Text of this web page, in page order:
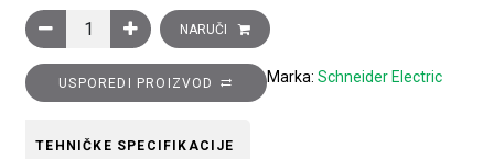
Sklopnik motorski 3P (3NO) TeSys D, 18A (AC-3), 1R+1M
NARUČI
USPOREDI PROIZVOD Marka: Schneider Electric
TEHNIČKE SPECIFIKACIJE